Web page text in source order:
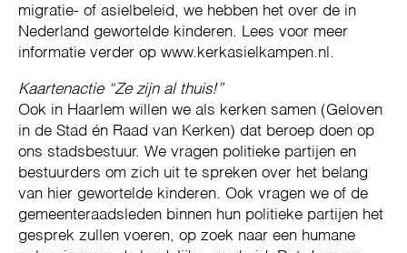
migratie- of asielbeleid, we hebben het over de in
Nederland gewortelde kinderen. Lees voor meer
informatie verder op www.kerkasielkampen.nl.
Kaartenactie “Ze zijn al thuis!”
Ook in Haarlem willen we als kerken samen (Geloven
in de Stad én Raad van Kerken) dat beroep doen op
ons stadsbestuur. We vragen politieke partijen en
bestuurders om zich uit te spreken over het belang
van hier gewortelde kinderen. Ook vragen we of de
gemeenteraadsleden binnen hun politieke partijen het
gesprek zullen voeren, op zoek naar een humane